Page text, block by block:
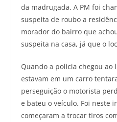
da madrugada. A PM foi
suspeita de roubo a
morador do bairro que
suspeita na casa, já que o
Quando a policia chegou ao
estavam em um carro
perseguição o motorista
e bateu o veículo. Foi neste
começaram a trocar tiros